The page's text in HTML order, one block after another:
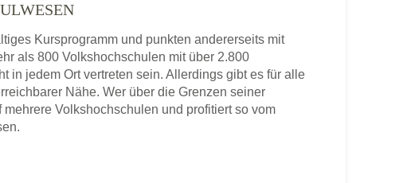
Kursprogramm und punkten andererseits mit
als 800 Volkshochschulen mit über 2.800
in jedem Ort vertreten sein. Allerdings gibt es für alle
Nähe. Wer über die Grenzen seiner
Volkshochschulen und profitiert so vom